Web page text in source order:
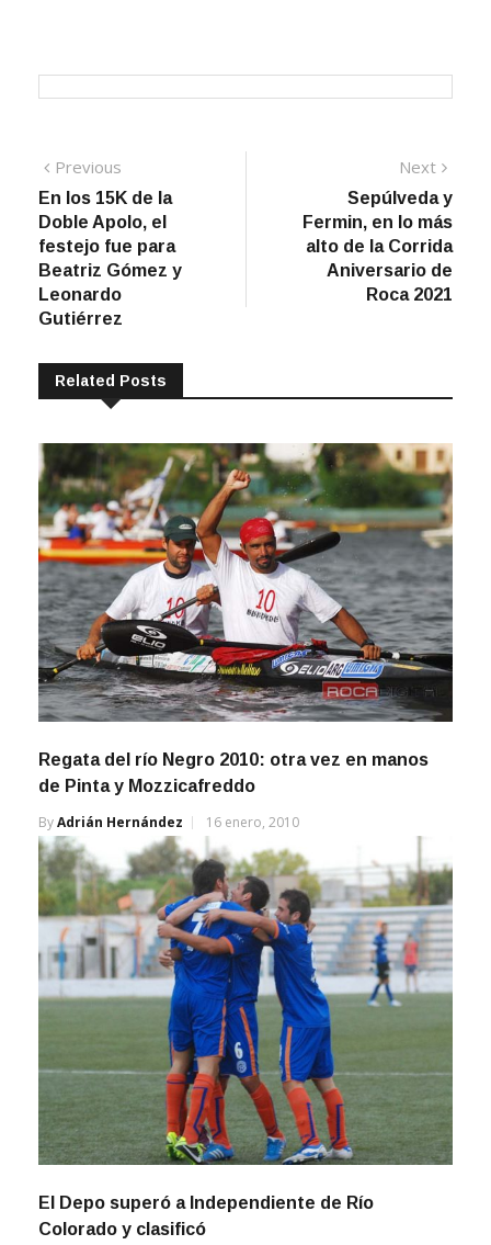
de
entradas
En los 15K de la
Doble Apolo, el
festejo fue para
Beatriz Gómez y
Leonardo
Gutiérrez
Sepúlveda y
Fermin, en lo más
alto de la Corrida
Aniversario de
Roca 2021
de Pinta y Mozzicafreddo
ByAdrián Hernández 16 enero, 2010
Colorado y clasificó
ByAdrián Hernández